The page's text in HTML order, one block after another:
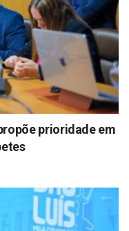
prioridade em